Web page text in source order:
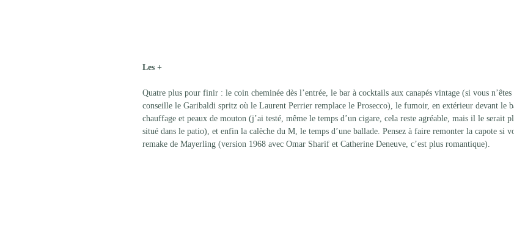
Les +
Quatre plus pour finir : le coin cheminée dès l’entrée, le bar à cocktails aux canapés vintage (si vous
conseille le Garibaldi spritz où le Laurent Perrier remplace le Prosecco), le fumoir, en extérieur devant le
chauffage et peaux de mouton (j’ai testé, même le temps d’un cigare, cela reste agréable, mais il le serait
situé dans le patio), et enfin la calèche du M, le temps d’une ballade. Pensez à faire remonter la capote si
remake de Mayerling (version 1968 avec Omar Sharif et Catherine Deneuve, c’est plus romantique).